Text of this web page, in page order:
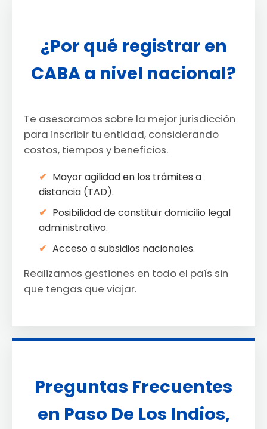
¿Por qué registrar en
CABA a nivel nacional?
Te asesoramos sobre la mejor jurisdicción
para inscribir tu entidad, considerando
costos, tiempos y beneficios.
Mayor agilidad en los trámites a
distancia (TAD).
Posibilidad de constituir domicilio legal
administrativo.
Acceso a subsidios nacionales.
Realizamos gestiones en todo el país sin
que tengas que viajar.
Preguntas Frecuentes
en Paso De Los Indios,